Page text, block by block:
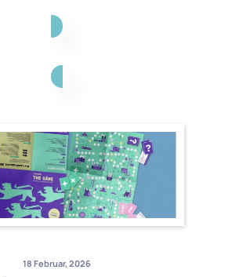
18 Februar, 2026